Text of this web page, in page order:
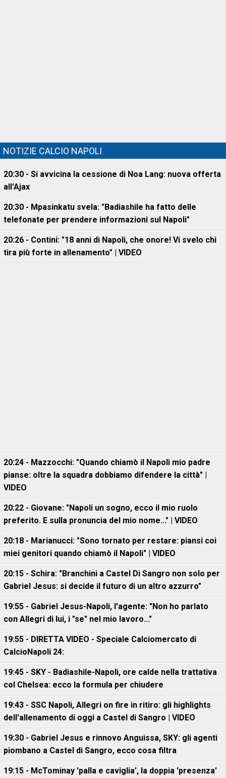
NOTIZIE CALCIO NAPOLI
20:30 - Si avvicina la cessione di Noa Lang: nuova offerta
all'Ajax
20:30 - Mpasinkatu svela: "Badiashile ha fatto delle
telefonate per prendere informazioni sul Napoli"
20:26 - Contini: "18 anni di Napoli, che onore! Vi svelo chi
tira più forte in allenamento" | VIDEO
20:24 - Mazzocchi: "Quando chiamò il Napoli mio padre
pianse: oltre la squadra dobbiamo difendere la città" |
VIDEO
20:22 - Giovane: "Napoli un sogno, ecco il mio ruolo
preferito. E sulla pronuncia del mio nome..." | VIDEO
20:18 - Marianucci: "Sono tornato per restare: piansi coi
miei genitori quando chiamò il Napoli" | VIDEO
20:15 - Schira: "Branchini a Castel Di Sangro non solo per
Gabriel Jesus: si decide il futuro di un altro azzurro"
19:55 - Gabriel Jesus-Napoli, l'agente: "Non ho parlato
con Allegri di lui, i "se" nel mio lavoro..."
19:55 - DIRETTA VIDEO - Speciale Calciomercato di
CalcioNapoli 24:
19:45 - SKY - Badiashile-Napoli, ore calde nella trattativa
col Chelsea: ecco la formula per chiudere
19:43 - SSC Napoli, Allegri on fire in ritiro: gli highlights
dell'allenamento di oggi a Castel di Sangro | VIDEO
19:30 - Gabriel Jesus e rinnovo Anguissa, SKY: gli agenti
piombano a Castel di Sangro, ecco cosa filtra
19:15 - McTominay 'palla e caviglia', la doppia 'presenza'